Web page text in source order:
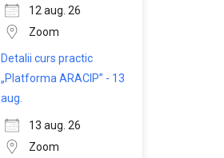
12 aug. 26
Zoom
Detalii curs practic
„Platforma ARACIP” - 13
aug.
13 aug. 26
Zoom